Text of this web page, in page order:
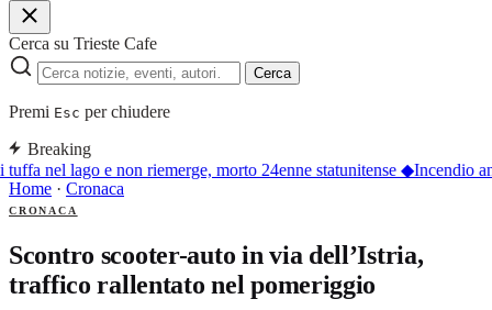
Cerca su Trieste Cafe
Cerca
Premi Esc per chiudere
Breaking
tuffa nel lago e non riemerge, morto 24enne statunitense◆Incendio
Home · Cronaca
CRONACA
Scontro scooter-auto in via dell’Istria,
traffico rallentato nel pomeriggio